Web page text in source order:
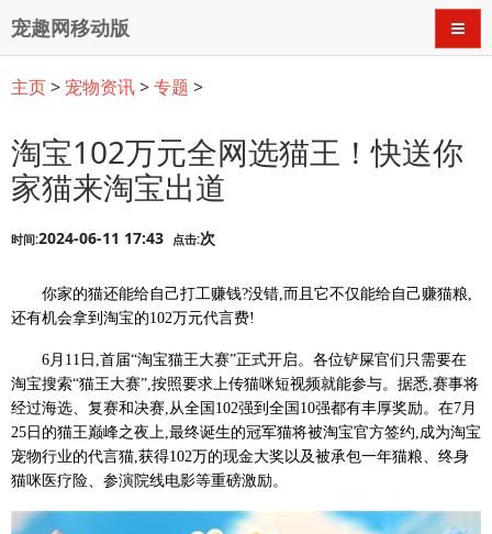
宠趣网移动版 导航
主页> 宠物资讯>专题 >
淘宝102万元全网选猫王！快送你
家猫来淘宝出道
时间:2024-06-11 17:43 点击:次
你家的猫还能给自己打工赚钱?没错,而且它不仅能给自己赚猫粮,
还有机会拿到淘宝的102万元代言费!
6月11日,首届“淘宝猫王大赛”正式开启。各位铲屎官们只需要在
淘宝搜索“猫王大赛”,按照要求上传猫咪短视频就能参与。据悉,赛事将
经过海选、复赛和决赛,从全国102强到全国10强都有丰厚奖励。在7月
25日的猫王巅峰之夜上,最终诞生的冠军猫将被淘宝官方签约,成为淘宝
宠物行业的代言猫,获得102万的现金大奖以及被承包一年猫粮、终身
猫咪医疗险、参演院线电影等重磅激励。